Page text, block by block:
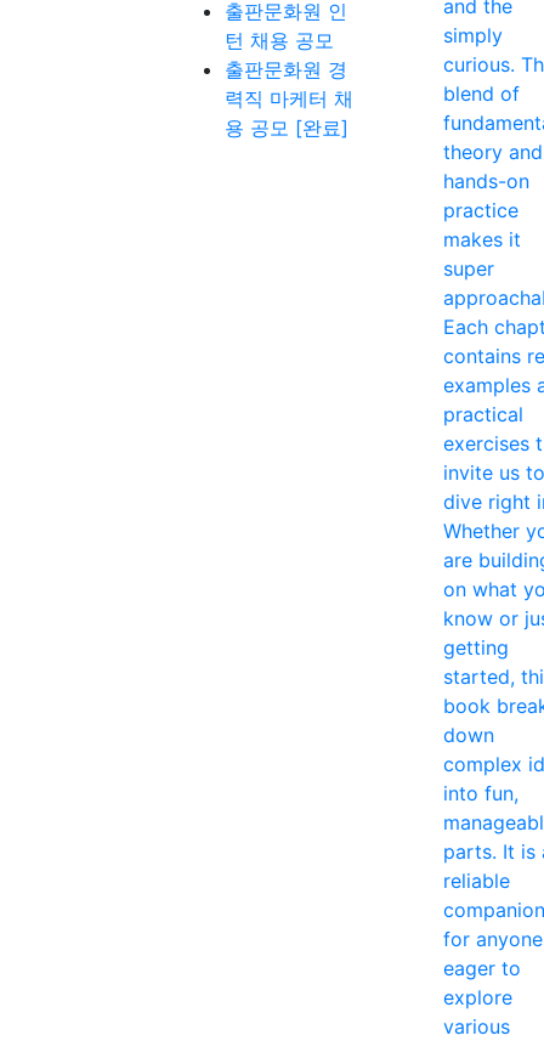
출판문화원 인
턴 채용 공모
출판문화원 경
력직 마케터 채
용 공모 [완료]
and the
simply
curious.
blend of
theory and
hands-on
practice
makes it
super
Each
contains
examples
practical
exercises
invite us to
dive right
Whether
are
on what
know or
getting
started,
book
down
complex
into fun,
parts. It is
reliable
companion
for anyone
eager to
explore
various